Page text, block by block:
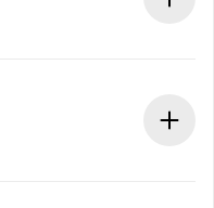
in anticipo.